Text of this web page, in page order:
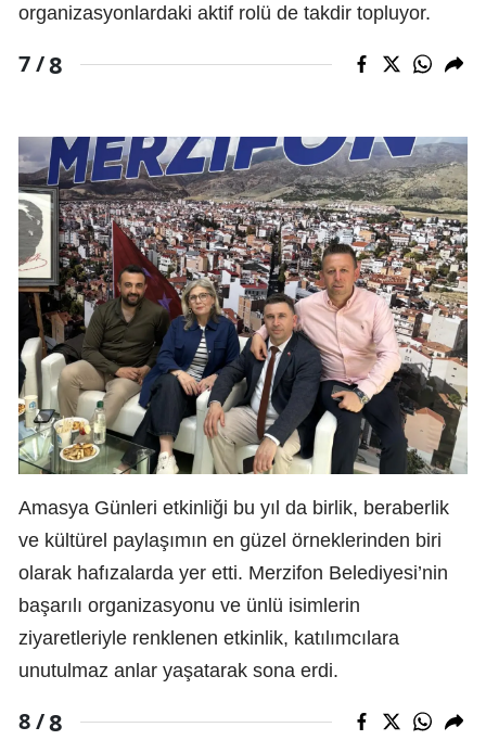
organizasyonlardaki aktif rolü de takdir topluyor.
7 /8
Amasya Günleri etkinliği bu yıl da birlik, beraberlik
ve kültürel paylaşımın en güzel örneklerinden biri
olarak hafızalarda yer etti. Merzifon Belediyesi’nin
başarılı organizasyonu ve ünlü isimlerin
ziyaretleriyle renklenen etkinlik, katılımcılara
unutulmaz anlar yaşatarak sona erdi.
8 /8